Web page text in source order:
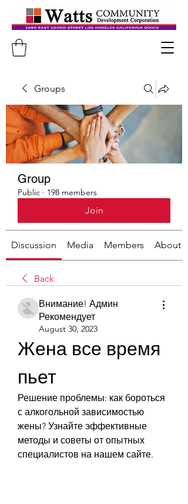
Groups
Group
Public · 198 members
Join
Discussion Media Members About
Back
Внимание! Админ
Рекомендует
August 30, 2023
Жена все время
пьет
Решение проблемы: как бороться
с алкогольной зависимостью
жены? Узнайте эффективные
методы и советы от опытных
специалистов на нашем сайте.